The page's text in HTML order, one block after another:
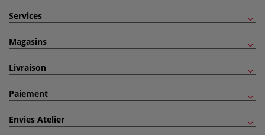
Services
Magasins
Livraison
Paiement
Envies Atelier